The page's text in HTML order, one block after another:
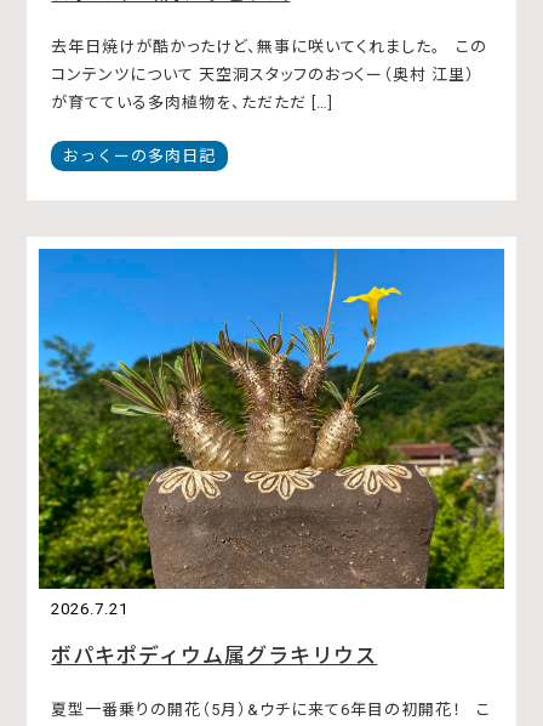
去年日焼けが酷かったけど、無事に咲いてくれました。 この
コンテンツについて 天空洞スタッフのおっくー（奥村 江里）
が育てている多肉植物を、ただただ […]
おっくーの多肉日記
2026.7.21
ボパキポディウム属グラキリウス
夏型一番乗りの開花（5月）&ウチに来て6年目の初開花！ こ